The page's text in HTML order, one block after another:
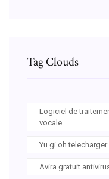
Tag Clouds
Logiciel de
vocale
Yu gi oh
Avira gratuit